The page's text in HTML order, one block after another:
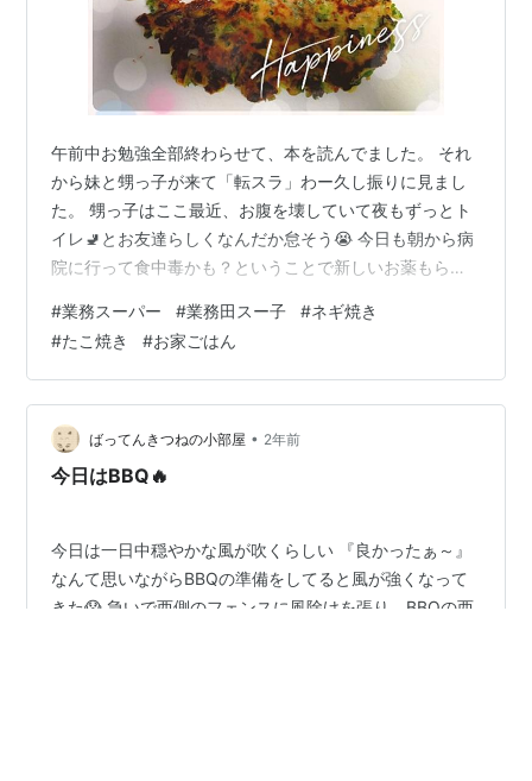
午前中お勉強全部終わらせて、本を読んでました。 それ
から妹と甥っ子が来て「転スラ」わー久し振りに見まし
た。 甥っ子はここ最近、お腹を壊していて夜もずっとト
イレ🚽とお友達らしくなんだか怠そう😭 今日も朝から病
院に行って食中毒かも？ということで新しいお薬もらっ
したくないみたいだけど、食べないと薬飲めないから
渋々お昼に帰っていきました。 早く治って元気になって
ねヾ(｡>﹏<｡)ﾉﾞ✧*。 それからまた読書したり、お母さん
と韓国ドラマ「魔女たちの楽園」を見てました。 相変わ
らずお金持ち権力者が平民の子連れの可愛らしい女の子
をいじめてました。ひどい！ …
#業務スーパー #業務田スー子 #ネギ焼き
#たこ焼き #お家ごはん
ばってんきつねの小部屋 • 2年前
今日はBBQ🔥